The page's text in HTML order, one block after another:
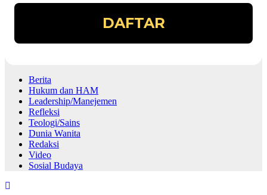
Berita
Hukum dan HAM
Leadership/Manejemen
Refleksi
Teologi/Sains
Dunia Wanita
Redaksi
Video
Sosial Budaya